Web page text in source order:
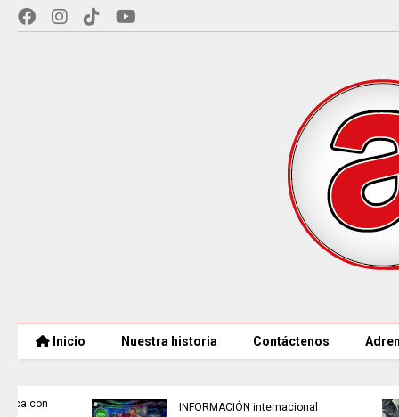
Inicio Nuestra historia Contáctenos
INFORMACIÓN internacional